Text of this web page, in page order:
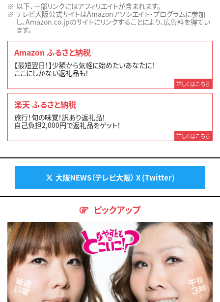
以下、一部リンクにはアフィリエイトが含まれます。
テレビ大阪公式サイトはAmazonアソシエイト・プログラムに参加
し、Amazon.co.jpのサイトにリンクすることにより、広告料を得てい
ます。
Amazon ふるさと納税
【最短翌日！】少額から気軽に始めたいあなたに！
ここにしかない返礼品も！
詳しくはこちら
楽天 ふるさと納税
旅行！旬の味覚！訳あり返礼品！
自己負担2,000円で返礼品をゲット！
詳しくはこちら
大阪NEWS（テレビ大阪） X (Twitter)
ピックアップ